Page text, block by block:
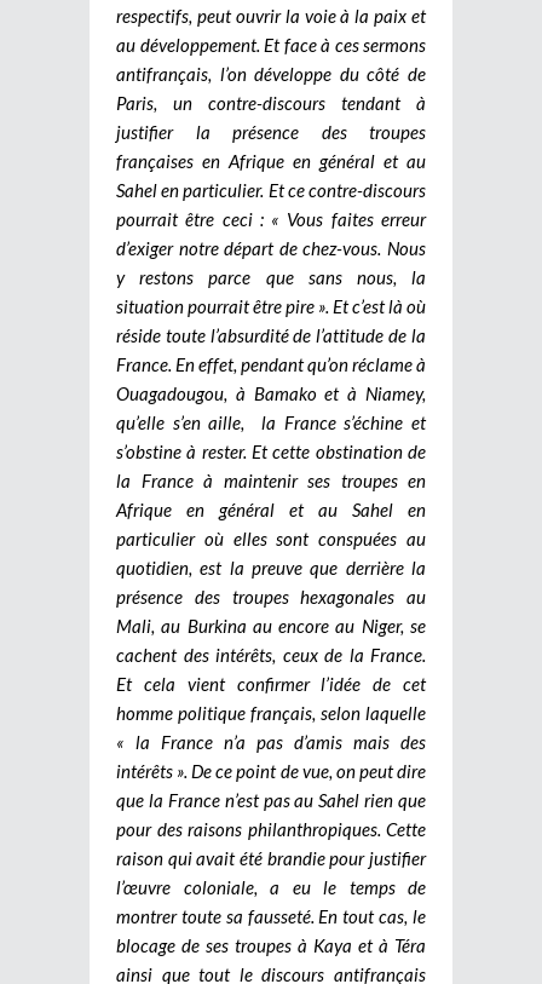
respectifs, peut ouvrir la voie à la paix et
au développement. Et face à ces sermons
antifrançais, l’on développe du côté de
Paris, un contre-discours tendant à
justifier la présence des troupes
françaises en Afrique en général et au
Sahel en particulier. Et ce contre-discours
pourrait être ceci : « Vous faites erreur
d’exiger notre départ de chez-vous. Nous
y restons parce que sans nous, la
situation pourrait être pire ». Et c’est là où
réside toute l’absurdité de l’attitude de la
France. En effet, pendant qu’on réclame à
Ouagadougou, à Bamako et à Niamey,
qu’elle s’en aille, la France s’échine et
s’obstine à rester. Et cette obstination de
la France à maintenir ses troupes en
Afrique en général et au Sahel en
particulier où elles sont conspuées au
quotidien, est la preuve que derrière la
présence des troupes hexagonales au
Mali, au Burkina au encore au Niger, se
cachent des intérêts, ceux de la France.
Et cela vient confirmer l’idée de cet
homme politique français, selon laquelle
« la France n’a pas d’amis mais des
intérêts ». De ce point de vue, on peut dire
que la France n’est pas au Sahel rien que
pour des raisons philanthropiques. Cette
raison qui avait été brandie pour justifier
l’œuvre coloniale, a eu le temps de
montrer toute sa fausseté. En tout cas, le
blocage de ses troupes à Kaya et à Téra
ainsi que tout le discours antifrançais